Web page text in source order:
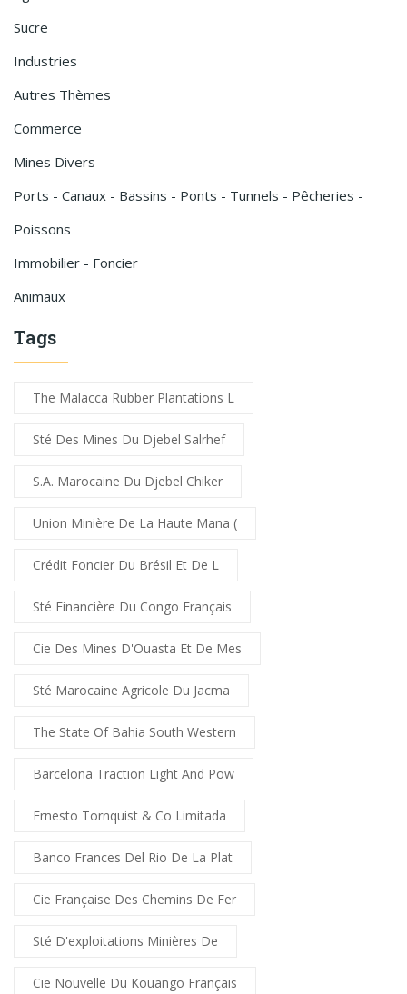
Sucre
Industries
Autres Thèmes
Commerce
Mines Divers
Ports - Canaux - Bassins - Ponts - Tunnels - Pêcheries -
Poissons
Immobilier - Foncier
Animaux
Tags
The Malacca Rubber Plantations L
Sté Des Mines Du Djebel Salrhef
S.A. Marocaine Du Djebel Chiker
Union Minière De La Haute Mana (
Crédit Foncier Du Brésil Et De L
Sté Financière Du Congo Français
Cie Des Mines D'Ouasta Et De Mes
Sté Marocaine Agricole Du Jacma
The State Of Bahia South Western
Barcelona Traction Light And Pow
Ernesto Tornquist & Co Limitada
Banco Frances Del Rio De La Plat
Cie Française Des Chemins De Fer
Sté D'exploitations Minières De
Cie Nouvelle Du Kouango Français